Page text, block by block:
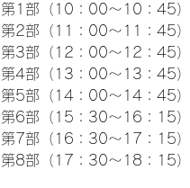
第1部（10：00～10：45）
第2部（11：00～11：45）
第3部（12：00～12：45）
第4部（13：00～13：45）
第5部（14：00～14：45）
第6部（15：30～16：15）
第7部（16：30～17：15）
第8部（17：30～18：15）